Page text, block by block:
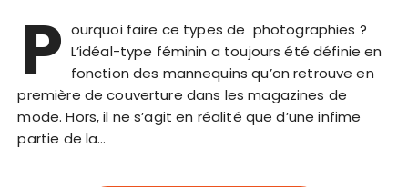
P ourquoi faire ce types de photographies ?
L’idéal-type féminin a toujours été définie en
fonction des mannequins qu’on retrouve en
première de couverture dans les magazines de
mode. Hors, il ne s’agit en réalité que d’une infime
partie de la…